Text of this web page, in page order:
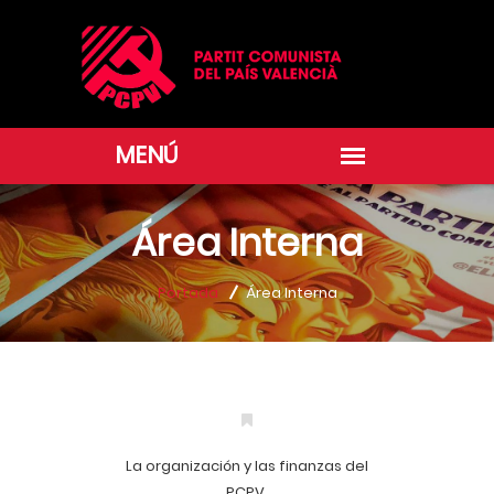
Área Interna
Portada Área Interna
La organización y las finanzas del